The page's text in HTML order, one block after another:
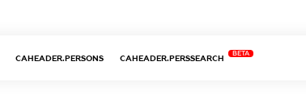
CAHEADER.PERSONS CAHEADER.PERSSEARCH
BETA